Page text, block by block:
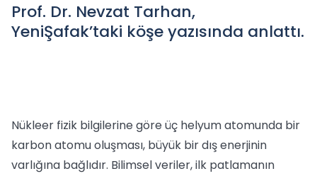
Prof. Dr. Nevzat Tarhan,
YeniŞafak’taki köşe yazısında anlattı.
Nükleer fizik bilgilerine göre üç helyum atomunda bir
karbon atomu oluşması, büyük bir dış enerjinin
varlığına bağlıdır. Bilimsel veriler, ilk patlamanın